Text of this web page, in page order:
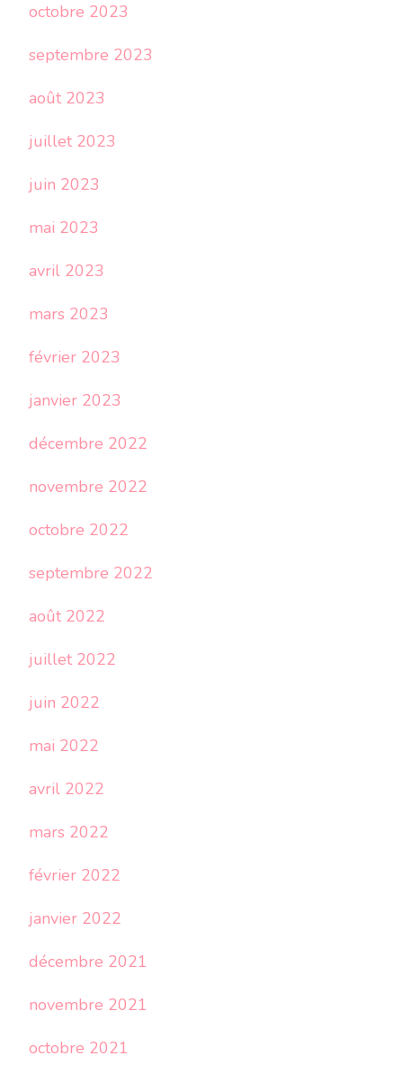
octobre 2023
septembre 2023
août 2023
juillet 2023
juin 2023
mai 2023
avril 2023
mars 2023
février 2023
janvier 2023
décembre 2022
novembre 2022
octobre 2022
septembre 2022
août 2022
juillet 2022
juin 2022
mai 2022
avril 2022
mars 2022
février 2022
janvier 2022
décembre 2021
novembre 2021
octobre 2021